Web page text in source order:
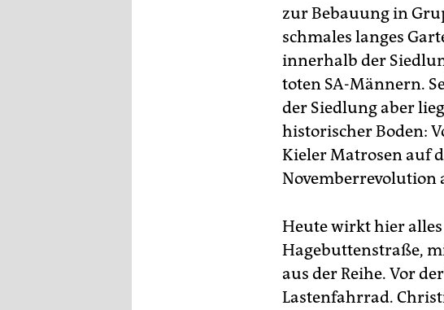
zur Bebauung in
schmales langes
innerhalb der
toten SA-Männern.
der Siedlung aber
historischer Boden:
Kieler Matrosen auf
Novemberrevolution
Heute wirkt hier
Hagebuttenstraße,
aus der Reihe. Vor
Lastenfahrrad.